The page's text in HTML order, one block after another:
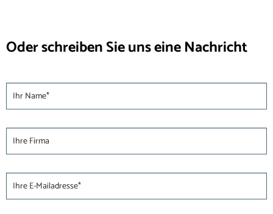
Oder schreiben Sie uns eine Nachricht